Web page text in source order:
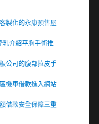
製化的永康預售屋
乳介紹平胸手術推
公司的腹部拉皮手
機車借款進入網站
借款安全保障三重